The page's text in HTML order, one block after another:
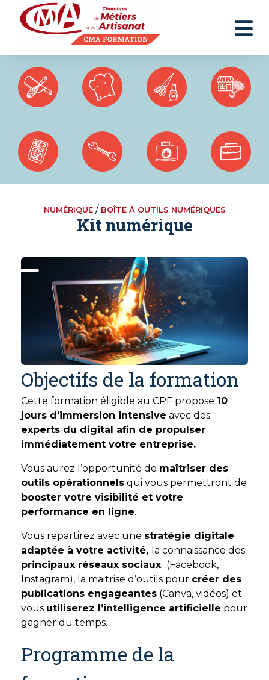
NUMÉRIQUE/ BOÎTE À OUTILS NUMÉRIQUES
Kit numérique
Objectifs de la formation
Cette formation éligible au CPF propose 10
jours d’immersion intensive avec des
experts du digital afin de propulser
immédiatement votre entreprise.
Vous aurez l’opportunité de maîtriser des
outils opérationnels qui vous permettront de
booster votre visibilité et votre
performance en ligne.
Vous repartirez avec une stratégie digitale
adaptée à votre activité, la connaissance des
principaux réseaux sociaux (Facebook,
Instagram), la maitrise d’outils pour créer des
publications engageantes (Canva, vidéos) et
vous utiliserez l’intelligence artificielle pour
gagner du temps.
Programme de la
Panneau de gestion des cookies